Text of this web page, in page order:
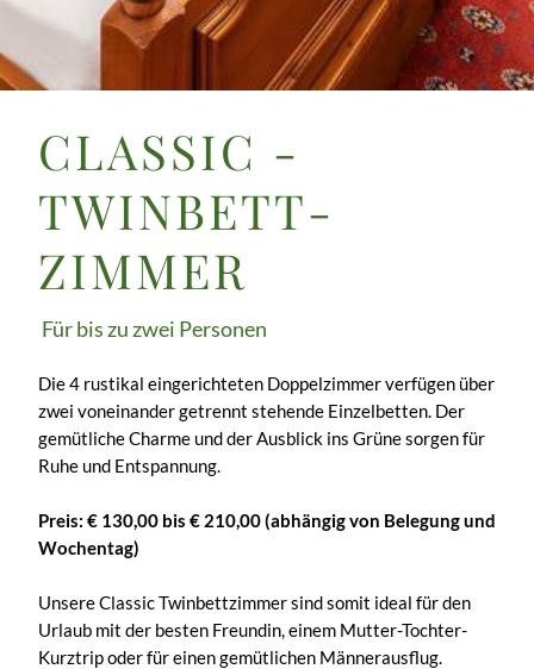
CLASSIC -
TWINBETT­
ZIMMER
Für bis zu zwei Personen
Die 4 rustikal eingerichteten Doppelzimmer verfügen über
zwei voneinander getrennt stehende Einzelbetten. Der
gemütliche Charme und der Ausblick ins Grüne sorgen für
Ruhe und Entspannung.
Preis: € 130,00 bis € 210,00 (abhängig von Belegung und
Wochentag)
Unsere Classic Twinbettzimmer sind somit ideal für den
Urlaub mit der besten Freundin, einem Mutter-Tochter-
Kurztrip oder für einen gemütlichen Männerausflug.